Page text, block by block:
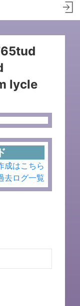
lycle
成はこちら
去ログ一覧